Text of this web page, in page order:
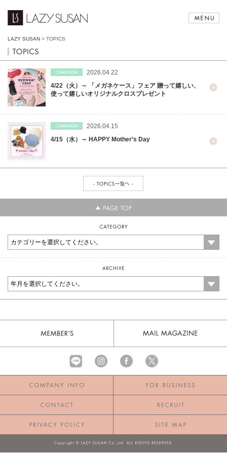
LAZY SUSAN > TOPICS
2026.04.22
4/22（火）～ 「メガネケース」フェア 贈って嬉しい、
使って嬉しいオリジナルクロスプレゼント
2026.04.15
4/15（水）～ HAPPY Mother’s Day